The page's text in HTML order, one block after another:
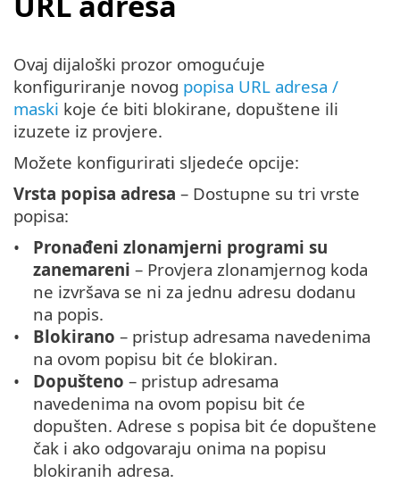
Ovaj dijaloški prozor omogućuje
konfiguriranje novog popisa URL adresa /
maski koje će biti blokirane, dopuštene ili
izuzete iz provjere.
Možete konfigurirati sljedeće opcije:
Vrsta popisa adresa – Dostupne su tri vrste
popisa:
Pronađeni zlonamjerni programi su
zanemareni – Provjera zlonamjernog koda
ne izvršava se ni za jednu adresu dodanu
na popis.
Blokirano – pristup adresama navedenima
na ovom popisu bit će blokiran.
Dopušteno – pristup adresama
navedenima na ovom popisu bit će
dopušten. Adrese s popisa bit će dopuštene
čak i ako odgovaraju onima na popisu
blokiranih adresa.